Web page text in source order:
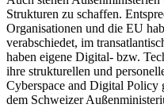
Strukturen zu schaf­fen.
Organisa­tionen und die EU
verabschiedet, im
haben eigene Digital- bzw.
ihre strukturellen und
Cyberspace and Digital Policy
dem Schweizer